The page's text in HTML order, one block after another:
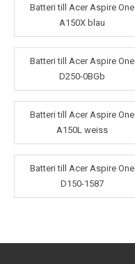
Batteri till Acer Aspire One
A150X blau
Batteri till Acer Aspire One
D250-0BGb
Batteri till Acer Aspire One
A150L weiss
Batteri till Acer Aspire One
D150-1587